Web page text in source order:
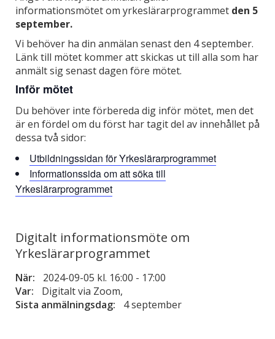
informationsmötet om yrkeslärarprogrammet den 5
september.
Vi behöver ha din anmälan senast den 4 september.
Länk till mötet kommer att skickas ut till alla som har
anmält sig senast dagen före mötet.
Inför mötet
Du behöver inte förbereda dig inför mötet, men det
är en fördel om du först har tagit del av innehållet på
dessa två sidor:
Utbildningssidan för Yrkeslärarprogrammet
Informationssida om att söka till
Yrkeslärarprogrammet
Digitalt informationsmöte om
Yrkeslärarprogrammet
När: 2024-09-05 kl. 16:00 - 17:00
Var:
Digitalt via Zoom,
Sista anmälningsdag:
4 september